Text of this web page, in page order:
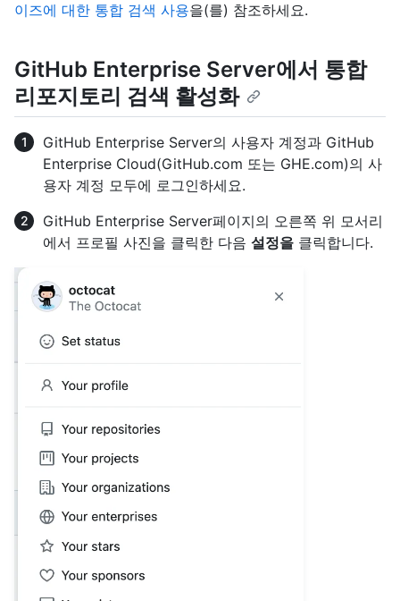
이즈에 대한 통합 검색 사용을(를) 참조하세요.
GitHub Enterprise Server에서 통합
리포지토리 검색 활성화
GitHub Enterprise Server의 사용자 계정과 GitHub
Enterprise Cloud(GitHub.com 또는 GHE.com)의 사
용자 계정 모두에 로그인하세요.
GitHub Enterprise Server페이지의 오른쪽 위 모서리
에서 프로필 사진을 클릭한 다음 설정을 클릭합니다.